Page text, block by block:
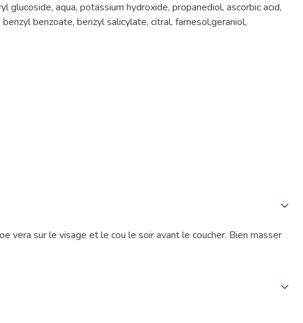
aqua, potassium hydroxide, propanediol, ascorbic acid,
benzoate, benzyl salicylate, citral, farnesol,geraniol,
vera sur le visage et le cou le soir avant le coucher. Bien masser